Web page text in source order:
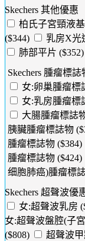
Skechers 其他優惠
柏氏子宮頸液
($344)
乳房X光
肺部平片 ($352)
Skechers 腫瘤標誌
女:卵巢腫瘤標
女:乳房腫瘤標
大腸腫瘤標誌
胰臟腫瘤標誌物
腫瘤標誌物 ($384)
腫瘤標誌物 ($424)
细胞肺癌)腫瘤標
Skechers 超聲波優
女:超聲波乳房
女:超聲波盤腔(子
($808)
超聲波甲